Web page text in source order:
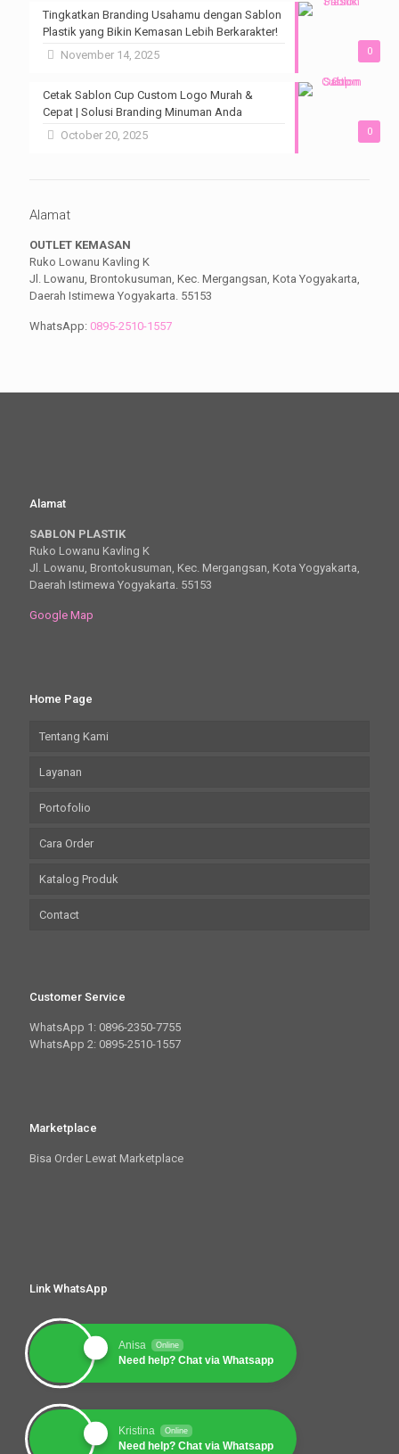
0
Tingkatkan Branding Usahamu dengan Sablon
Plastik yang Bikin Kemasan Lebih Berkarakter!
November 14, 2025
0
Cetak Sablon Cup Custom Logo Murah &
Cepat | Solusi Branding Minuman Anda
October 20, 2025
Alamat
OUTLET KEMASAN
Ruko Lowanu Kavling K
Jl. Lowanu, Brontokusuman, Kec. Mergangsan, Kota Yogyakarta,
Daerah Istimewa Yogyakarta. 55153
WhatsApp: 0895-2510-1557
Alamat
SABLON PLASTIK
Ruko Lowanu Kavling K
Jl. Lowanu, Brontokusuman, Kec. Mergangsan, Kota Yogyakarta,
Daerah Istimewa Yogyakarta. 55153
Google Map
Home Page
Tentang Kami
Layanan
Portofolio
Cara Order
Katalog Produk
Contact
Customer Service
WhatsApp 1: 0896-2350-7755
WhatsApp 2: 0895-2510-1557
Marketplace
Bisa Order Lewat Marketplace
Link WhatsApp
Anisa Online
Need help? Chat via Whatsapp
Kristina Online
Need help? Chat via Whatsapp